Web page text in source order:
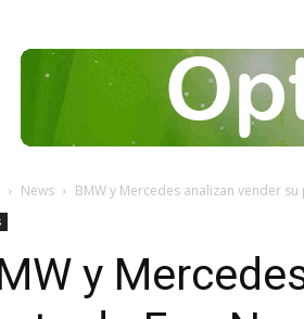
News BMW y Mercedes analizan vender
y